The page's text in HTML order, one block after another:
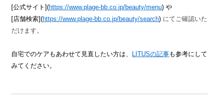
[公式サイト](https://www.plage-bb.co.jp/beauty/menu) や
[店舗検索](https://www.plage-bb.co.jp/beauty/search) にてご確認いた
だけます。
自宅でのケアもあわせて見直したい方は、 LITUSの記事も参考にして
みてください。